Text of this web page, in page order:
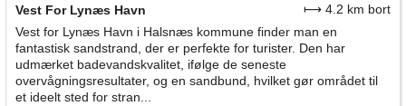
Vest For Lynæs Havn
⟼ 4.2 km bort
Vest for Lynæs Havn i Halsnæs kommune finder man en
fantastisk sandstrand, der er perfekte for turister. Den har
udmærket badevandskvalitet, ifølge de seneste
overvågningsresultater, og en sandbund, hvilket gør området til
et ideelt sted for stran...